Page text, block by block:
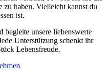
zu haben. Vielleicht kannst du
ist.
begleite unsere liebenswerte
Unterstützung schenkt ihr
Lebensfreude.